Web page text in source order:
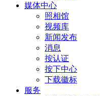
媒体中心
照相馆
视频库
新闻发布
消息
按认证
按下中心
下载徽标
服务